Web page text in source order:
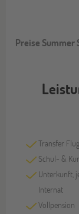
Preise Summer
Transfer
Schul- &
Unterkunft,
Internat
Vollpension